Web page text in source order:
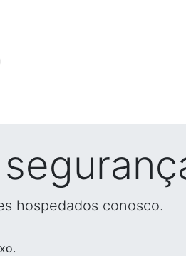
hospedados conosco.